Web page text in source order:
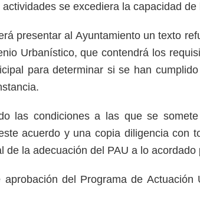
se excediera la capacidad
presentar al Ayuntamiento un texto
Urbanístico, que contendrá los
para determinar si se han
las condiciones a las que se
acuerdo y una copia diligencia con
la adecuación del PAU a lo
del Programa de Actuación